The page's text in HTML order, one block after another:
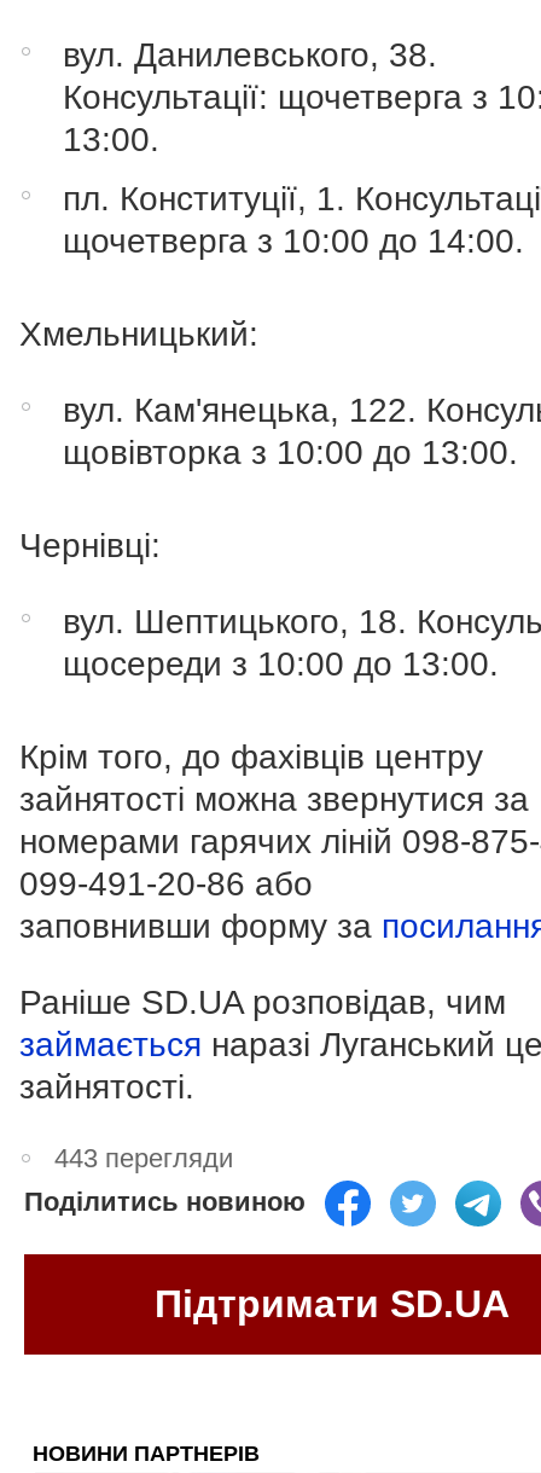
вул. Данилевського, 38.
Консультації: щочетверга з
13:00.
пл. Конституції, 1.
щочетверга з 10:00 до 14:00.
Хмельницький:
вул. Кам'янецька, 122.
щовівторка з 10:00 до 13:00.
Чернівці:
вул. Шептицького, 18.
щосереди з 10:00 до 13:00.
Крім того, до фахівців центру
зайнятості можна звернутися за
номерами гарячих ліній 098-
099-491-20-86 або
заповнивши форму за
Раніше SD.UA розповідав, чим
займається наразі Луганський
зайнятості.
443 перегляди
Поділитись новиною
Підтримати SD.UA